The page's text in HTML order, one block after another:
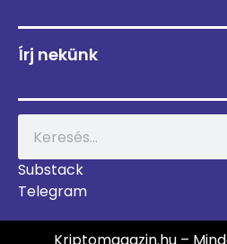
Írj nekünk
Substack
Telegram